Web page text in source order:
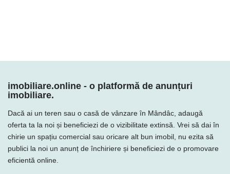
imobiliare.online - o platformă de anunțuri
imobiliare.
Dacă ai un teren sau o casă de vânzare în Mândâc, adaugă
oferta ta la noi și beneficiezi de o vizibilitate extinsă. Vrei să dai în
chirie un spațiu comercial sau oricare alt bun imobil, nu ezita să
publici la noi un anunț de închiriere și beneficiezi de o promovare
eficientă online.